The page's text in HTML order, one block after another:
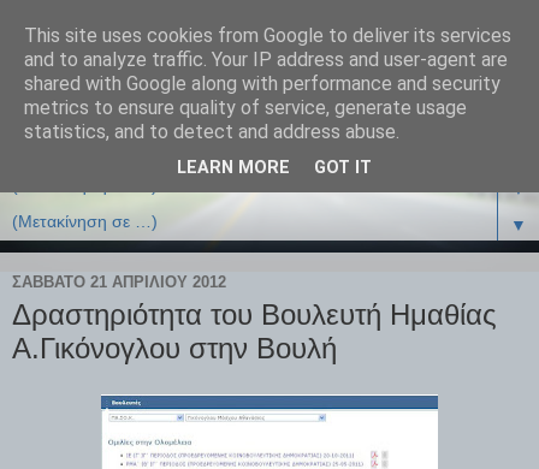
▼
▼
ΣΆΒΒΑΤΟ 21 ΑΠΡΙΛΊΟΥ 2012
Δραστηριότητα του Βουλευτή Ημαθίας
Α.Γικόνογλου στην Βουλή
This site uses cookies from Google to deliver its services
and to analyze traffic. Your IP address and user-agent are
shared with Google along with performance and security
metrics to ensure quality of service, generate usage
statistics, and to detect and address abuse.
LEARN MORE GOT IT